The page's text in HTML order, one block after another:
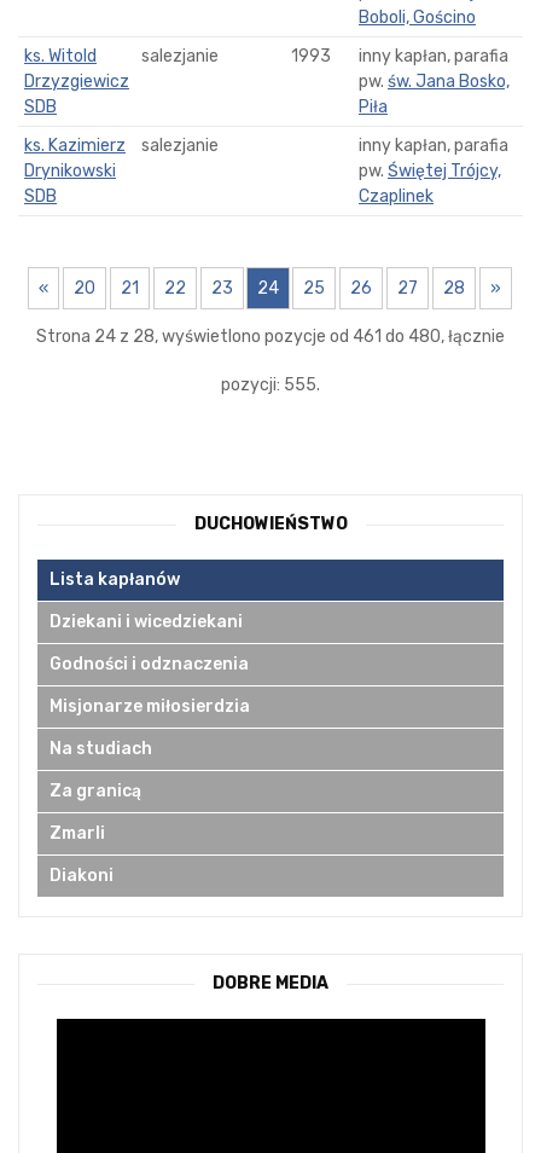
Boboli, Gościno
ks. Witold
Drzyzgiewicz
SDB
salezjanie 1993
inny kapłan, parafia
pw. św. Jana Bosko,
Piła
ks. Kazimierz
Drynikowski
SDB
salezjanie
inny kapłan, parafia
pw. Świętej Trójcy,
Czaplinek
« 20 21 22 23 24 25 26 27 28 »
Strona 24 z 28, wyświetlono pozycje od 461 do 480, łącznie
pozycji: 555.
DUCHOWIEŃSTWO
Lista kapłanów
Dziekani i wicedziekani
Godności i odznaczenia
Misjonarze miłosierdzia
Na studiach
Za granicą
Zmarli
Diakoni
DOBRE MEDIA